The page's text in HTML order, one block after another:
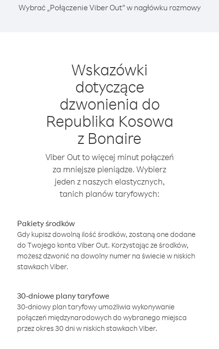
Wybrać „Połączenie Viber Out” w nagłówku rozmowy
Wskazówki
dotyczące
dzwonienia do
Republika Kosowa
z Bonaire
Viber Out to więcej minut połączeń
za mniejsze pieniądze. Wybierz
jeden z naszych elastycznych,
tanich planów taryfowych:
Pakiety środków
Gdy kupisz dowolną ilość środków, zostaną one dodane
do Twojego konta Viber Out. Korzystając ze środków,
możesz dzwonić na dowolny numer na świecie w niskich
stawkach Viber.
30-dniowe plany taryfowe
30-dniowy plan taryfowy umożliwia wykonywanie
połączeń międzynarodowych do wybranego miejsca
przez okres 30 dni w niskich stawkach Viber.